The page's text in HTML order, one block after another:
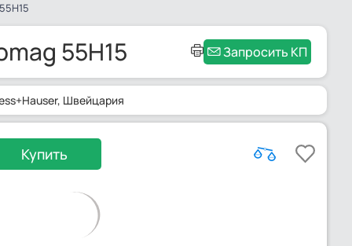
55H15 Запросить КП
, Швейцария
Купить